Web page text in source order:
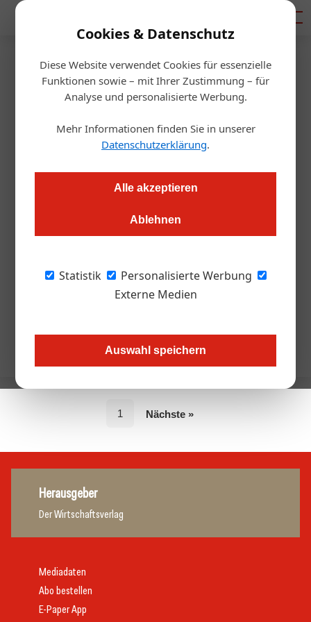
Cookies & Datenschutz
Diese Website verwendet Cookies für essenzielle
Funktionen sowie – mit Ihrer Zustimmung – für
Analyse und personalisierte Werbung.
Mehr Informationen finden Sie in unserer
Datenschutzerklärung.
Alle akzeptieren
Ablehnen
Statistik
Personalisierte Werbung
Externe Medien
Auswahl speichern
Artikel von Daniel
Gissenwehrer
Daniel Gissenwehrer
1 Nächste »
Herausgeber
Der Wirtschaftsverlag
Mediadaten
Abo bestellen
E-Paper App